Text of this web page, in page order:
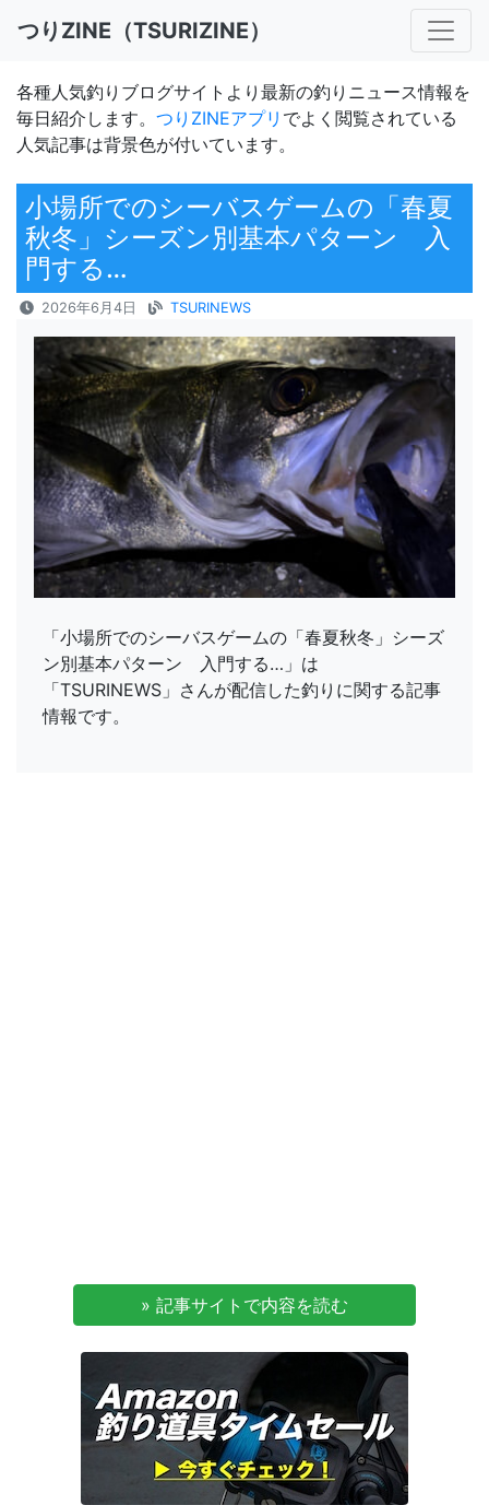
つりZINE（TSURIZINE）
各種人気釣りブログサイトより最新の釣りニュース情報を
毎日紹介します。 つりZINEアプリ でよく閲覧されている
人気記事は背景色が付いています。
小場所でのシーバスゲームの「春夏
秋冬」シーズン別基本パターン 入
門する…
2026年6月4日 TSURINEWS
「小場所でのシーバスゲームの「春夏秋冬」シーズ
ン別基本パターン 入門する…」は
「TSURINEWS」さんが配信した釣りに関する記事
情報です。
» 記事サイトで内容を読む